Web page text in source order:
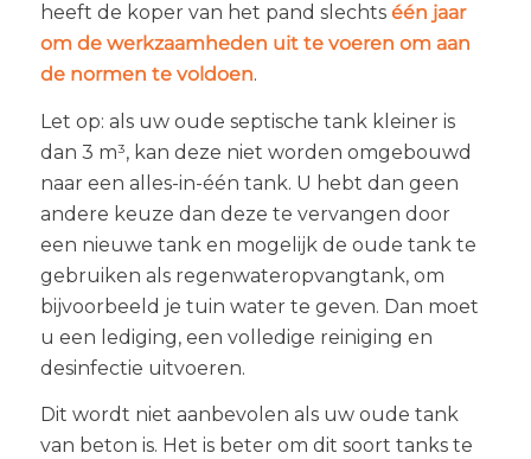
heeft de koper van het pand slechts één jaar
om de werkzaamheden uit te voeren om aan
de normen te voldoen.
Let op: als uw oude septische tank kleiner is
dan 3 m³, kan deze niet worden omgebouwd
naar een alles-in-één tank. U hebt dan geen
andere keuze dan deze te vervangen door
een nieuwe tank en mogelijk de oude tank te
gebruiken als regenwateropvangtank, om
bijvoorbeeld je tuin water te geven. Dan moet
u een lediging, een volledige reiniging en
desinfectie uitvoeren.
Dit wordt niet aanbevolen als uw oude tank
van beton is. Het is beter om dit soort tanks te